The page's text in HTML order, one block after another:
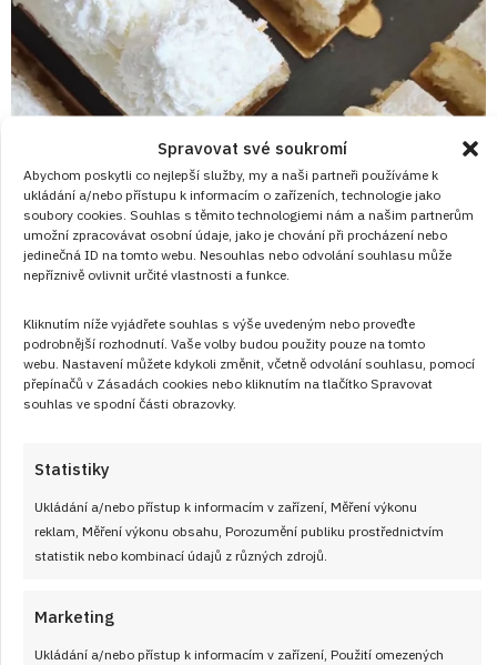
Spravovat své soukromí
Abychom poskytli co nejlepší služby, my a naši partneři používáme k
ukládání a/nebo přístupu k informacím o zařízeních, technologie jako
soubory cookies. Souhlas s těmito technologiemi nám a našim partnerům
umožní zpracovávat osobní údaje, jako je chování při procházení nebo
jedinečná ID na tomto webu. Nesouhlas nebo odvolání souhlasu může
nepříznivě ovlivnit určité vlastnosti a funkce.
Kliknutím níže vyjádřete souhlas s výše uvedeným nebo proveďte
podrobnější rozhodnutí. Vaše volby budou použity pouze na tomto
webu. Nastavení můžete kdykoli změnit, včetně odvolání souhlasu, pomocí
přepínačů v Zásadách cookies nebo kliknutím na tlačítko Spravovat
souhlas ve spodní části obrazovky.
Statistiky
Ukládání a/nebo přístup k informacím v zařízení, Měření výkonu
reklam, Měření výkonu obsahu, Porozumění publiku prostřednictvím
statistik nebo kombinací údajů z různých zdrojů.
Marketing
Ukládání a/nebo přístup k informacím v zařízení, Použití omezených
28. 6. 2026
Řezy Jadran s jemným krémem, vláčným
obyčejnou bábovku
Řezy Jadran patří mezi ty moučníky, které vypadají složitě,
ale ve skutečnosti se skládají z několika jednoduchých
oříšků a nadýchaná šlehačka navrchu – to je kombinace,
která funguje spolehlivě při každé příležitosti. Recept vychází
z klasické verze obohacené o domácí oříškový krém a
čerstvě pražených oříšků.
ČÍST RECEPT